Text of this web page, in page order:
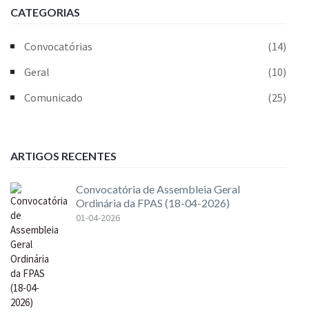
CATEGORIAS
Convocatórias
(14)
Geral
(10)
Comunicado
(25)
ARTIGOS RECENTES
Convocatória de Assembleia Geral
Ordinária da FPAS (18-04-2026)
01-04-2026